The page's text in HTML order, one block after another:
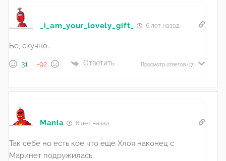
_i_am_your_lovely_gift_ 6 лет назад
Бе, скучно..
31 -92 Ответить Просмотр ответов (17)
Mania 6 лет назад
Так себе но есть кое что ещё Хлоя наконец с
Маринет подружилась